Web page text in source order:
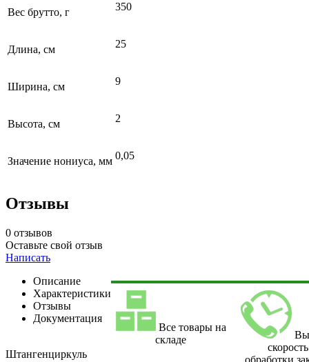
Вес брутто, г 350
Длина, см 25
Ширина, см 9
Высота, см 2
Значение нониуса, мм 0,05
Отзывы
0 отзывов
Оставьте свой отзыв
Написать
Описание
Характеристики
Отзывы
Документация
Штангенциркуль
Все товары на
складе
скорость